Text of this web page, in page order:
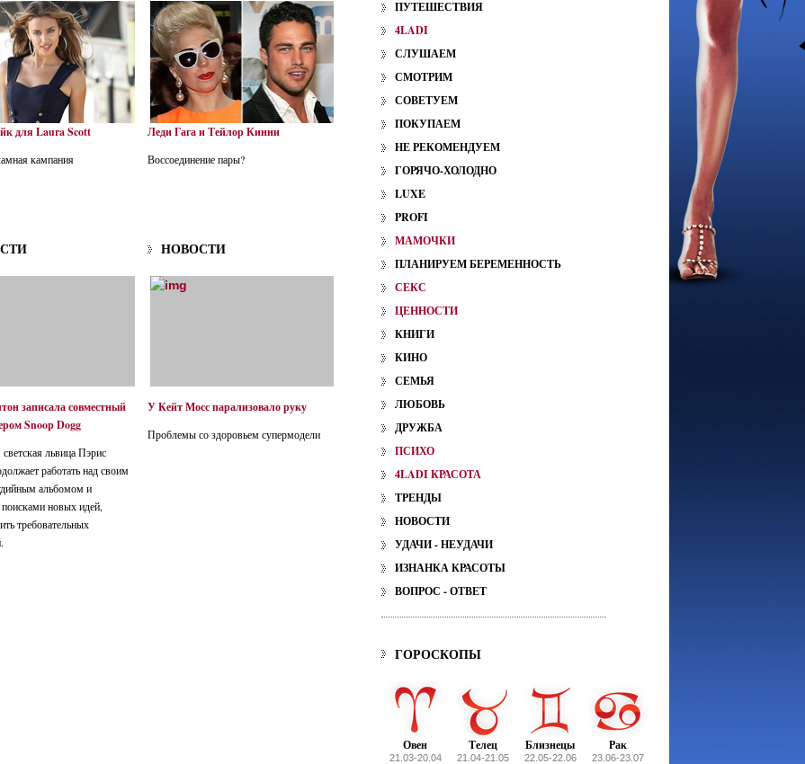
для Laura Scott
кампания
Леди Гага и Тейлор Кинни
Воссоединение пары?
записала совместный
Snoop Dogg
львица Пэрис
работать над своим
альбомом и
поисками новых идей,
требовательных
НОВОСТИ
У Кейт Мосс парализовало руку
Проблемы со здоровьем супермодели
ПУТЕШЕСТВИЯ
4LADI
СЛУШАЕМ
СМОТРИМ
СОВЕТУЕМ
ПОКУПАЕМ
НЕ РЕКОМЕНДУЕМ
ГОРЯЧО-ХОЛОДНО
LUXE
PROFI
МАМОЧКИ
ПЛАНИРУЕМ БЕРЕМЕННОСТЬ
СЕКС
ЦЕННОСТИ
КНИГИ
КИНО
СЕМЬЯ
ЛЮБОВЬ
ДРУЖБА
ПСИХО
4LADI КРАСОТА
ТРЕНДЫ
НОВОСТИ
УДАЧИ - НЕУДАЧИ
ИЗНАНКА КРАСОТЫ
ВОПРОС - ОТВЕТ
ГОРОСКОПЫ
Овен
21.03-20.04
Телец
21.04-21.05
Близнецы
22.05-22.06
Рак
23.06-23.07